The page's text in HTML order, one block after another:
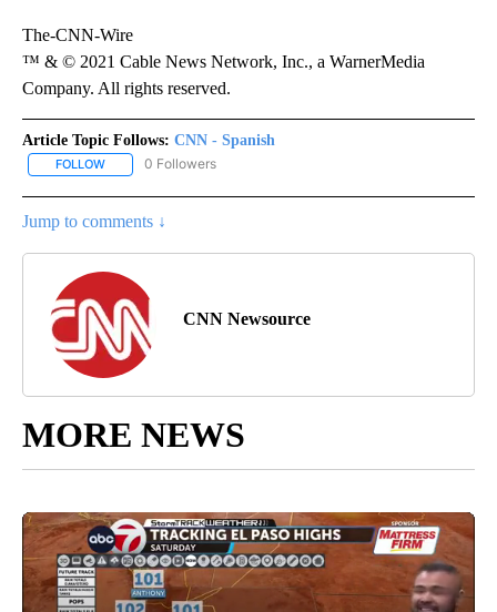
The-CNN-Wire
™ & © 2021 Cable News Network, Inc., a WarnerMedia
Company. All rights reserved.
Article Topic Follows: CNN - Spanish
FOLLOW FOLLOW "CNN - SPANISH" TO RECEIVE NOTIFICATIONS ABOUT
0 Followers
Jump to comments ↓
CNN Newsource
MORE NEWS